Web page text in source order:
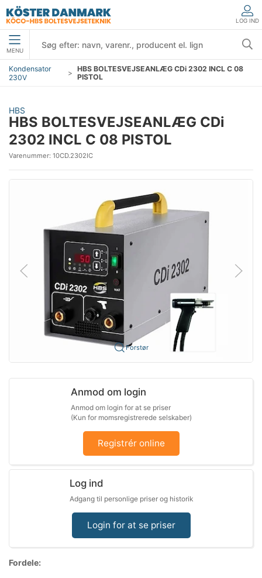
LOG IND
MENU
Kondensator
230V
HBS BOLTESVEJSEANLÆG CDi 2302 INCL C 08
PISTOL
HBS
HBS BOLTESVEJSEANLÆG CDi
2302 INCL C 08 PISTOL
Varenummer: 10CD.2302IC
Forstør
Anmod om login
Anmod om login for at se priser
(Kun for momsregistrerede selskaber)
Registrér online
Log ind
Adgang til personlige priser og historik
Login for at se priser
Fordele: